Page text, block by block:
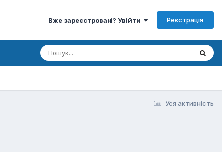
Вже зареєстровані? Увійти Реєстрація
Уся активність